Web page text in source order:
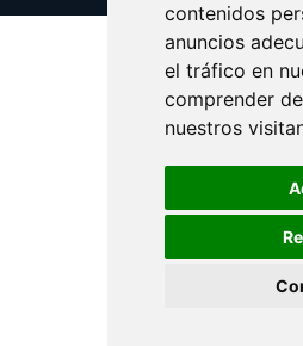
contenidos
anuncios
el tráfico en
comprender
nuestros